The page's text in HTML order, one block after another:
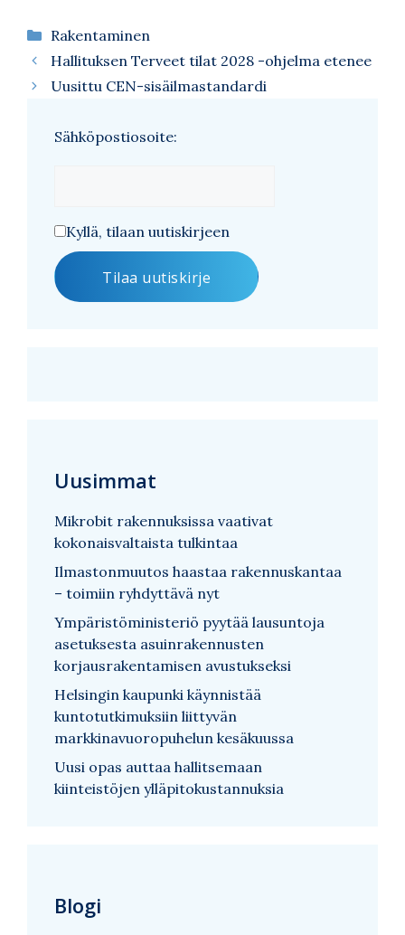
Kategoriat
Rakentaminen
Hallituksen Terveet tilat 2028 -ohjelma etenee
Uusittu CEN-sisäilmastandardi
Sähköpostiosoite:
Kyllä, tilaan uutiskirjeen
Uusimmat
Mikrobit rakennuksissa vaativat
kokonaisvaltaista tulkintaa
Ilmastonmuutos haastaa rakennuskantaa
– toimiin ryhdyttävä nyt
Ympäristöministeriö pyytää lausuntoja
asetuksesta asuinrakennusten
korjausrakentamisen avustukseksi
Helsingin kaupunki käynnistää
kuntotutkimuksiin liittyvän
markkinavuoropuhelun kesäkuussa
Uusi opas auttaa hallitsemaan
kiinteistöjen ylläpitokustannuksia
Blogi